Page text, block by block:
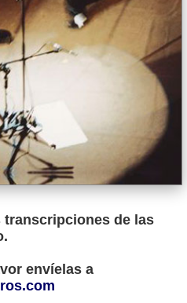
transcripciones de las
envíelas a